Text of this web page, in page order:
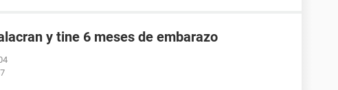
y tine 6 meses de embarazo